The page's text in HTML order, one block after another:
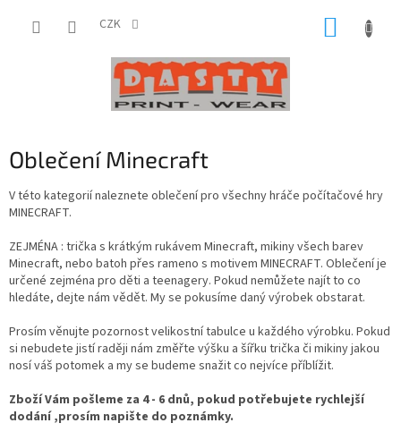
CZK
Oblečení Minecraft
V této kategorií naleznete oblečení pro všechny hráče počítačové hry
MINECRAFT.
ZEJMÉNA : trička s krátkým rukávem Minecraft, mikiny všech barev
Minecraft, nebo batoh přes rameno s motivem MINECRAFT. Oblečení je
určené zejména pro děti a teenagery. Pokud nemůžete najít to co
hledáte, dejte nám vědět. My se pokusíme daný výrobek obstarat.
Prosím věnujte pozornost velikostní tabulce u každého výrobku. Pokud
si nebudete jistí raději nám změřte výšku a šířku trička či mikiny jakou
nosí váš potomek a my se budeme snažit co nejvíce příblížit.
Zboží Vám pošleme za 4 - 6 dnů, pokud potřebujete rychlejší
dodání ,prosím napište do poznámky.